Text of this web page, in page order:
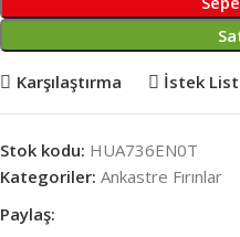
Karşılaştırma İstek
Stok kodu: HUA736EN0T
Kategoriler: Ankastre Fırınlar
Paylaş: